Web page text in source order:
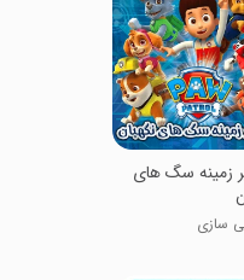
زمینه سگ های
سازی